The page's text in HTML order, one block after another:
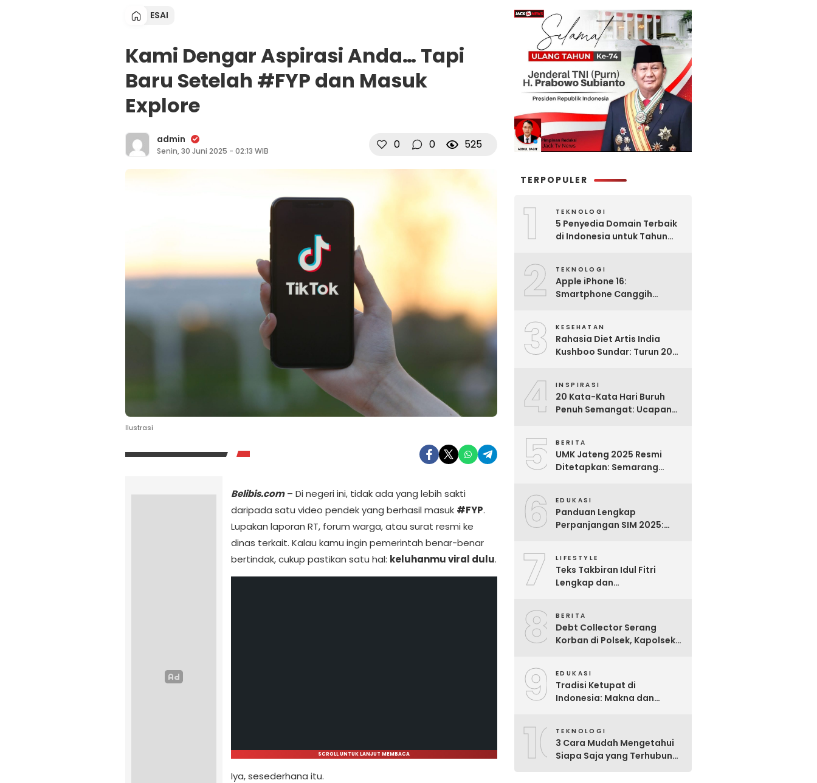
ESAI
Kami Dengar Aspirasi Anda… Tapi
Baru Setelah #FYP dan Masuk
Explore
admin
Senin, 30 Juni 2025 - 02:13 WIB 0 0 525
Ilustrasi
Belibis.com– Di negeri ini, tidak ada yang lebih sakti
daripada satu video pendek yang berhasil masuk #FYP.
Lupakan laporan RT, forum warga, atau surat resmi ke
dinas terkait. Kalau kamu ingin pemerintah benar-benar
bertindak, cukup pastikan satu hal: keluhanmu viral dulu.
SCROLL UNTUK LANJUT MEMBACA
Iya, sesederhana itu.
TERPOPULER
1 TEKNOLOGI
5 Penyedia Domain Terbaik
di Indonesia untuk Tahun
2 TEKNOLOGI
Apple iPhone 16:
Smartphone Canggih
3 KESEHATAN
Rahasia Diet Artis India
Kushboo Sundar: Turun 20
4 INSPIRASI
20 Kata-Kata Hari Buruh
Penuh Semangat: Ucapan
5 BERITA
UMK Jateng 2025 Resmi
Ditetapkan: Semarang
6 EDUKASI
Panduan Lengkap
Perpanjangan SIM 2025:
7 LIFESTYLE
Teks Takbiran Idul Fitri
Lengkap dan
8 BERITA
Debt Collector Serang
Korban di Polsek, Kapolsek
9 EDUKASI
Tradisi Ketupat di
Indonesia: Makna dan
10TEKNOLOGI
3 Cara Mudah Mengetahui
Siapa Saja yang Terhubung